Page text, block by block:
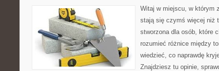
Witaj w miejscu, w którym
stają się czymś więcej niż
stworzona dla osób, które
rozumieć różnice między
wiedzieć, co naprawdę
Znajdziesz tu opinie,